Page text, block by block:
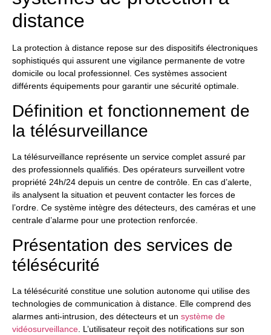
distance
La protection à distance repose sur des dispositifs électroniques
sophistiqués qui assurent une vigilance permanente de votre
domicile ou local professionnel. Ces systèmes associent
différents équipements pour garantir une sécurité optimale.
Définition et fonctionnement de
la télésurveillance
La télésurveillance représente un service complet assuré par
des professionnels qualifiés. Des opérateurs surveillent votre
propriété 24h/24 depuis un centre de contrôle. En cas d’alerte,
ils analysent la situation et peuvent contacter les forces de
l’ordre. Ce système intègre des détecteurs, des caméras et une
centrale d’alarme pour une protection renforcée.
Présentation des services de
télésécurité
La télésécurité constitue une solution autonome qui utilise des
technologies de communication à distance. Elle comprend des
alarmes anti-intrusion, des détecteurs et un système de
vidéosurveillance. L’utilisateur reçoit des notifications sur son